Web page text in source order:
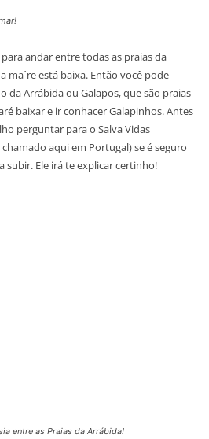
andar entre todas as praias da
ma´re está baixa. Então você pode
da Arrábida ou Galapos, que são praias
baixar e ir conhacer Galapinhos. Antes
perguntar para o Salva Vidas
aqui em Portugal) se é seguro
subir. Ele irá te explicar certinho!
entre as Praias da Arrábida!